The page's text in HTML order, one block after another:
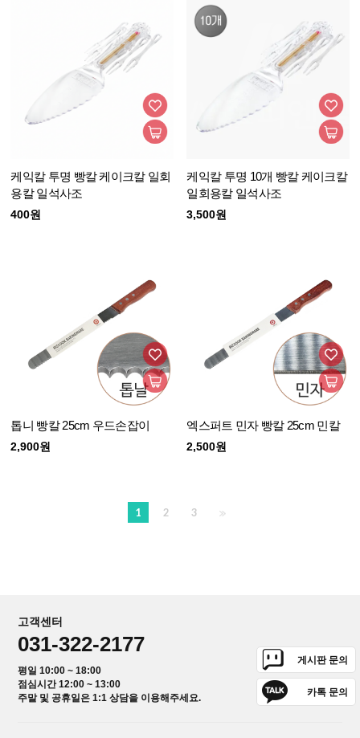
케익칼 투명 빵칼 케이크칼 일회
용칼 일석사조
400원
케익칼 투명 10개 빵칼 케이크칼
일회용칼 일석사조
3,500원
톱니 빵칼 25cm 우드손잡이
2,900원
엑스퍼트 민자 빵칼 25cm 민칼
2,500원
1 2 3
고객센터
031-322-2177
평일 10:00 ~ 18:00
점심시간 12:00 ~ 13:00
주말 및 공휴일은 1:1 상담을 이용해주세요.
게시판 문의
카톡 문의